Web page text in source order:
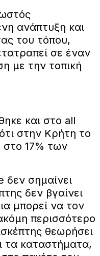
ανάπτυξη και
του τόπου,
σε έναν
με την τοπική
και στο all
στην Κρήτη το
στο 17% των
δεν σημαίνει
δεν βγαίνει
μπορεί να τον
περισσότερο
θεωρήσει
τα καταστήματα,